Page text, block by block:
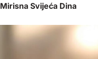
Mirisna Svijeća Dina